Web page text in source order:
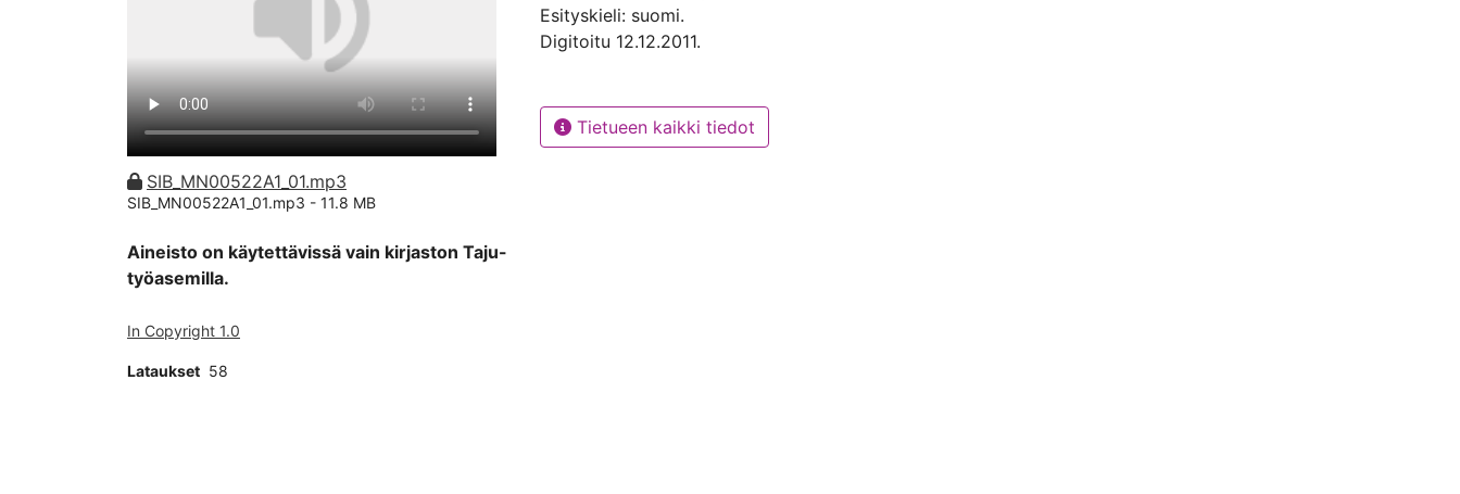
SIB_MN00522A1_01.mp3
SIB_MN00522A1_01.mp3 - 11.8 MB
Aineisto on käytettävissä vain kirjaston Taju-
työasemilla.
In Copyright 1.0
Lataukset 58
Esityskieli: suomi.
Digitoitu 12.12.2011.
Tietueen kaikki tiedot